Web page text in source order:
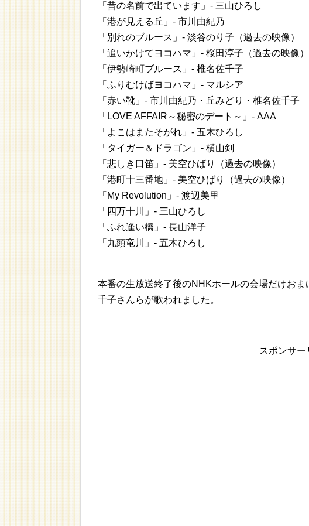
「昔の名前で出ています」- 三山ひろし
「港が見える丘」- 市川由紀乃
「別れのブルース」- 淡谷のり子（過去の映像）
「追いかけてヨコハマ」- 桜田淳子（過去の映像）
「伊勢崎町ブルース」- 椎名佐千子
「ふりむけばヨコハマ」- マルシア
「赤い靴」- 市川由紀乃・丘みどり・椎名佐千子
「LOVE AFFAIR～秘密のデート～」- AAA
「よこはまたそがれ」- 五木ひろし
「タイガー＆ドラゴン」- 横山剣
「悲しき口笛」- 美空ひばり（過去の映像）
「港町十三番地」- 美空ひばり（過去の映像）
「My Revolution」- 渡辺美里
「四万十川」- 三山ひろし
「ふれ逢い橋」- 長山洋子
「九頭竜川」- 五木ひろし
本番の生放送終了後のNHKホールの会場だけお
千子さんらが歌われました。
スポンサー